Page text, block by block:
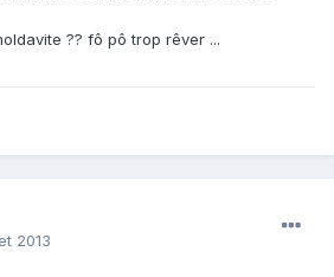
?? fô pô trop rêver ...
2013